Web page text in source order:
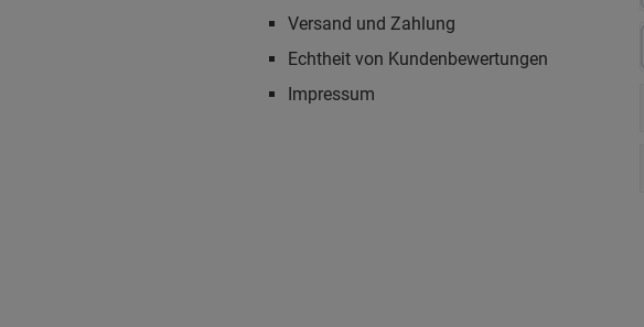
Versand und Zahlung
Echtheit von Kundenbewertungen
Impressum